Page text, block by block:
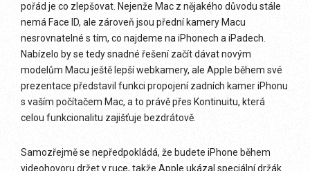
pořád je co zlepšovat. Nejenže Mac z nějakého důvodu stále
nemá Face ID, ale zároveň jsou přední kamery Macu
nesrovnatelné s tím, co najdeme na iPhonech a iPadech.
Nabízelo by se tedy snadné řešení začít dávat novým
modelům Macu ještě lepší webkamery, ale Apple během své
prezentace představil funkci propojení zadních kamer iPhonu
s vaším počítačem Mac, a to právě přes Kontinuitu, která
celou funkcionalitu zajišťuje bezdrátově.
Samozřejmě se nepředpokládá, že budete iPhone během
videohovoru držet v ruce, takže Apple ukázal speciální držák